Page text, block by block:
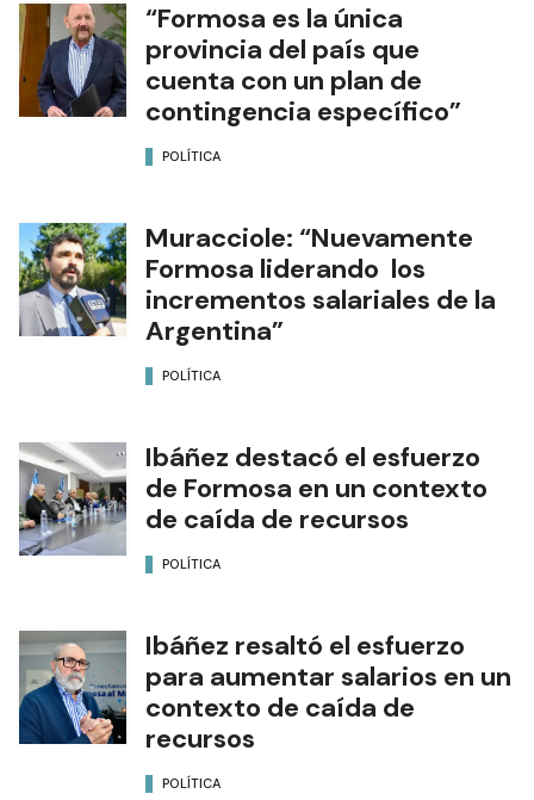
“Formosa es la única
provincia del país que
cuenta con un plan de
contingencia específico”
POLÍTICA
Muracciole: “Nuevamente
Formosa liderando los
incrementos salariales de la
Argentina”
POLÍTICA
Ibáñez destacó el esfuerzo
de Formosa en un contexto
de caída de recursos
POLÍTICA
Ibáñez resaltó el esfuerzo
para aumentar salarios en un
contexto de caída de
recursos
POLÍTICA